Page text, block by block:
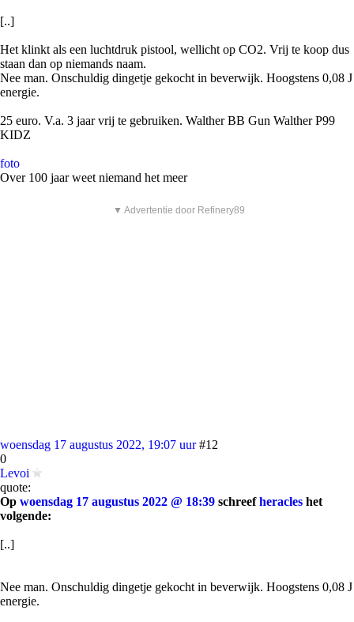
[..]
Het klinkt als een luchtdruk pistool, wellicht op CO2. Vrij te koop dus
staan dan op niemands naam.
Nee man. Onschuldig dingetje gekocht in beverwijk. Hoogstens 0,08 J
energie.
25 euro. V.a. 3 jaar vrij te gebruiken. Walther BB Gun Walther P99
KIDZ
foto
Over 100 jaar weet niemand het meer
▼ Advertentie door Refinery89
woensdag 17 augustus 2022, 19:07 uur #12
0
Levoi
quote:
Op woensdag 17 augustus 2022 @ 18:39 schreefheracles het
volgende:
[..]
Nee man. Onschuldig dingetje gekocht in beverwijk. Hoogstens 0,08 J
energie.